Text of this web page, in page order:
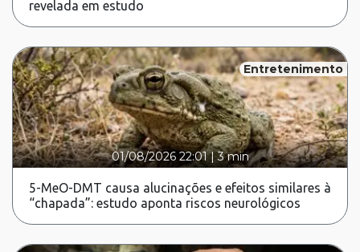
revelada em estudo
Entretenimento
01/08/2026 22:01|3 min
5-MeO-DMT causa alucinações e efeitos similares à
“chapada”: estudo aponta riscos neurológicos